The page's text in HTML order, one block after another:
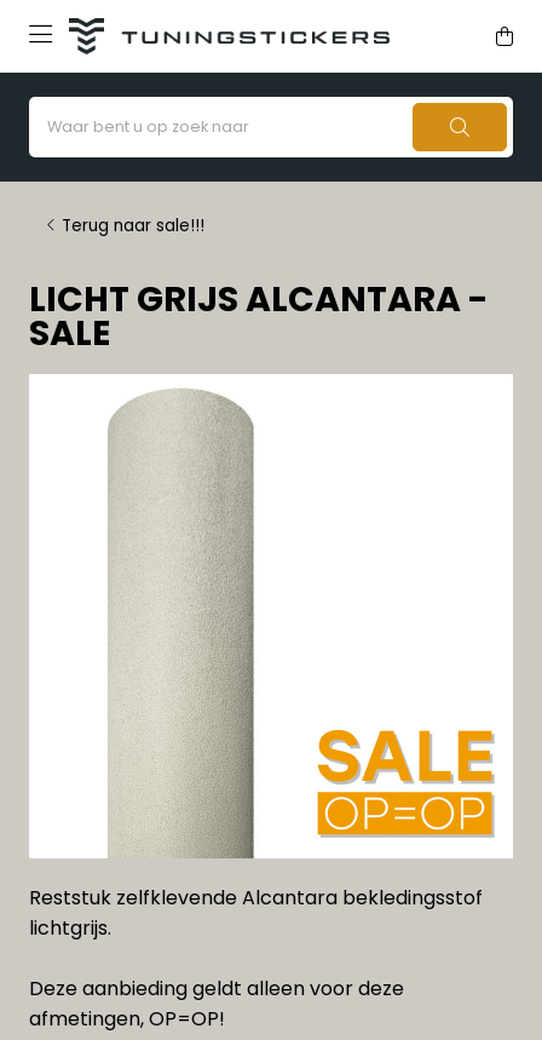
Terug naar sale!!!
LICHT GRIJS ALCANTARA -
SALE
Reststuk zelfklevende Alcantara bekledingsstof
lichtgrijs.
Deze aanbieding geldt alleen voor deze
afmetingen, OP=OP!